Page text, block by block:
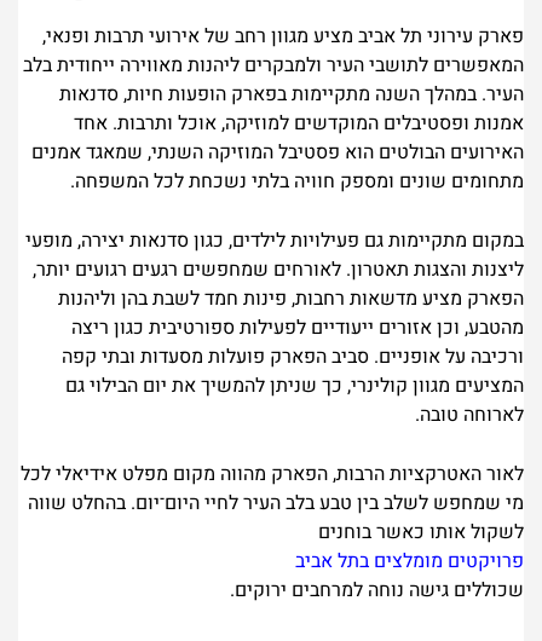
פארק עירוני תל אביב מציע מגוון רחב של אירועי תרבות ופנאי,
המאפשרים לתושבי העיר ולמבקרים ליהנות מאווירה ייחודית בלב
העיר. במהלך השנה מתקיימות בפארק הופעות חיות, סדנאות
אמנות ופסטיבלים המוקדשים למוזיקה, אוכל ותרבות. אחד
האירועים הבולטים הוא פסטיבל המוזיקה השנתי, שמאגד אמנים
מתחומים שונים ומספק חוויה בלתי נשכחת לכל המשפחה.
במקום מתקיימות גם פעילויות לילדים, כגון סדנאות יצירה, מופעי
ליצנות והצגות תאטרון. לאורחים שמחפשים רגעים רגועים יותר,
הפארק מציע מדשאות רחבות, פינות חמד לשבת בהן וליהנות
מהטבע, וכן אזורים ייעודיים לפעילות ספורטיבית כגון ריצה
ורכיבה על אופניים. סביב הפארק פועלות מסעדות ובתי קפה
המציעים מגוון קולינרי, כך שניתן להמשיך את יום הבילוי גם
לארוחה טובה.
לאור האטרקציות הרבות, הפארק מהווה מקום מפלט אידיאלי לכל
מי שמחפש לשלב בין טבע בלב העיר לחיי היום־יום. בהחלט שווה
לשקול אותו כאשר בוחנים
פרויקטים מומלצים בתל אביב
שכוללים גישה נוחה למרחבים ירוקים.